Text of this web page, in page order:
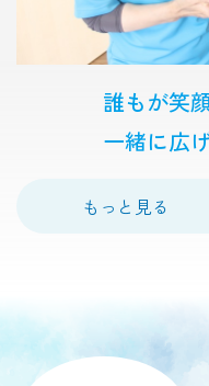
誰もが笑
一緒に広
もっと見る